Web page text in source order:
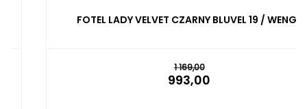
FOTEL LADY VELVET CZARNY BLUVEL 19 / WENGE
993,00